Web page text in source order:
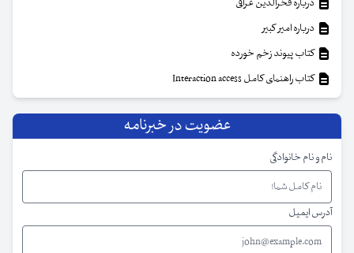
درباره فخرالدین عراقی
درباره امیر کبیر
کتاب پیوند زخم خورده
کتاب راهنمای کامل Interaction access
عضویت در خبرنامه
نام و نام خانوادگی
آدرس ایمیل